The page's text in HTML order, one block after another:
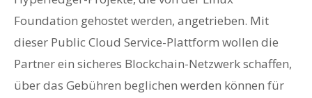
Foundation gehostet werden, angetrieben. Mit
dieser Public Cloud Service-Plattform wollen die
Partner ein sicheres Blockchain-Netzwerk schaffen,
über das Gebühren beglichen werden können für